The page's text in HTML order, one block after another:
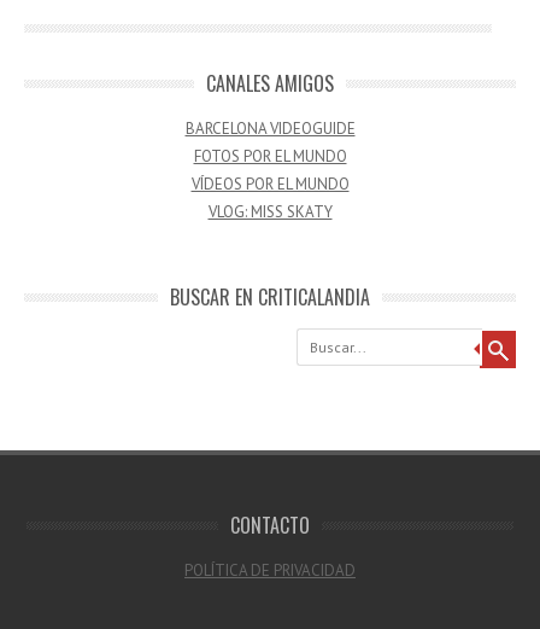
CANALES AMIGOS
BARCELONA VIDEOGUIDE
FOTOS POR EL MUNDO
VÍDEOS POR EL MUNDO
VLOG: MISS SKATY
BUSCAR EN CRITICALANDIA
Buscar
CONTACTO
POLÍTICA DE PRIVACIDAD